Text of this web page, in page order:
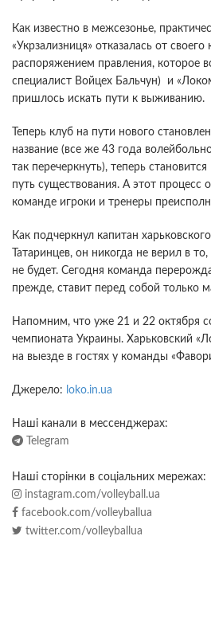
Как известно в межсезонье,
«Укрзализниця» отказалась от
распоряжением правления, которое
специалист Войцех Бальчун) и
пришлось искать пути к выживанию.
Теперь клуб на пути нового
название (все же 43 года
так перечеркнуть), теперь
путь существования. А этот
команде игроки и тренеры
Как подчеркнул капитан
Татаринцев, он никогда не верил в
не будет. Сегодня команда
прежде, ставит перед собой только
Напомним, что уже 21 и 22 октября
чемпионата Украины. Харьковский
на выезде в гостях у команды
Джерело: loko.in.ua
Наші канали в мессенджерах:
Telegram
Наші сторінки в соціальних мережах:
instagram.com/volleyball.ua
facebook.com/volleyballua
twitter.com/volleyballua